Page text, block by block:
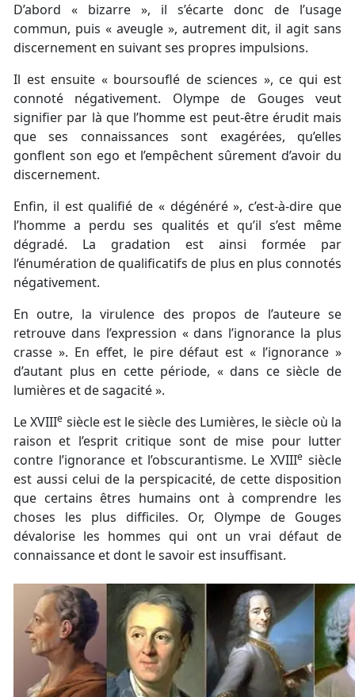
D’abord « bizarre », il s’écarte donc de l’usage
commun, puis « aveugle », autrement dit, il agit sans
discernement en suivant ses propres impulsions.
Il est ensuite « boursouflé de sciences », ce qui est
connoté négativement. Olympe de Gouges veut
signifier par là que l’homme est peut-être érudit mais
que ses connaissances sont exagérées, qu’elles
gonflent son ego et l’empêchent sûrement d’avoir du
discernement.
Enfin, il est qualifié de « dégénéré », c’est-à-dire que
l’homme a perdu ses qualités et qu’il s’est même
dégradé. La gradation est ainsi formée par
l’énumération de qualificatifs de plus en plus connotés
négativement.
En outre, la virulence des propos de l’auteure se
retrouve dans l’expression « dans l’ignorance la plus
crasse ». En effet, le pire défaut est « l’ignorance »
d’autant plus en cette période, « dans ce siècle de
lumières et de sagacité ».
Le XVIIIe siècle est le siècle des Lumières, le siècle où la
raison et l’esprit critique sont de mise pour lutter
contre l’ignorance et l’obscurantisme. Le XVIIIe siècle
est aussi celui de la perspicacité, de cette disposition
que certains êtres humains ont à comprendre les
choses les plus difficiles. Or, Olympe de Gouges
dévalorise les hommes qui ont un vrai défaut de
connaissance et dont le savoir est insuffisant.